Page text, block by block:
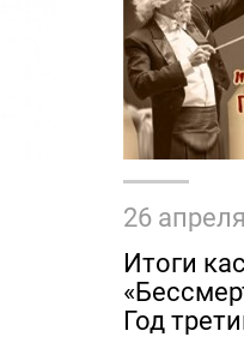
26
Итоги
Год